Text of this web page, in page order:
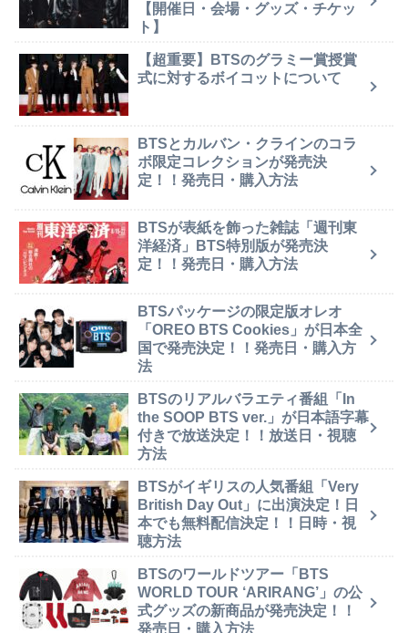
【開催日・会場・グッズ・チケッ
ト】
【超重要】BTSのグラミー賞授賞
式に対するボイコットについて
BTSとカルバン・クラインのコラ
ボ限定コレクションが発売決
定！！発売日・購入方法
BTSが表紙を飾った雑誌「週刊東
洋経済」BTS特別版が発売決
定！！発売日・購入方法
BTSパッケージの限定版オレオ
「OREO BTS Cookies」が日本全
国で発売決定！！発売日・購入方
法
BTSのリアルバラエティ番組「In
the SOOP BTS ver.」が日本語字幕
付きで放送決定！！放送日・視聴
方法
BTSがイギリスの人気番組「Very
British Day Out」に出演決定！日
本でも無料配信決定！！日時・視
聴方法
BTSのワールドツアー「BTS
WORLD TOUR ‘ARIRANG’」の公
式グッズの新商品が発売決定！！
発売日・購入方法